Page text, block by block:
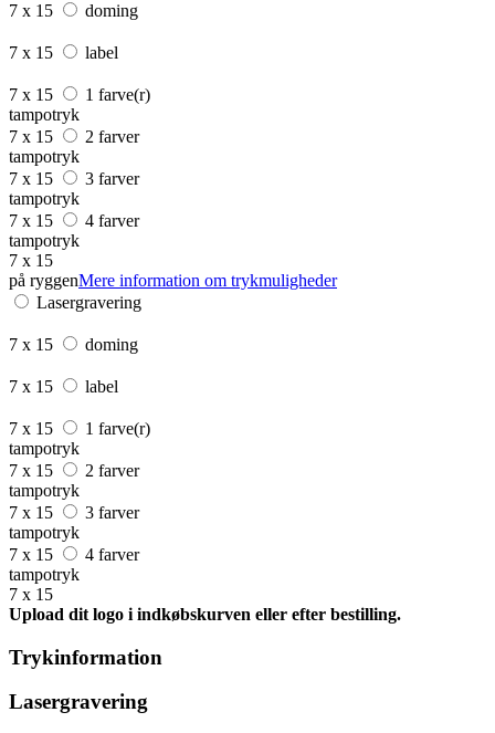
7 x 15 doming
7 x 15 label
7 x 15
1 farve(r)
tampotryk
7 x 15
2 farver
tampotryk
7 x 15
3 farver
tampotryk
7 x 15
4 farver
tampotryk
7 x 15
på ryggenMere information om trykmuligheder
Lasergravering
7 x 15 doming
7 x 15 label
7 x 15
1 farve(r)
tampotryk
7 x 15
2 farver
tampotryk
7 x 15
3 farver
tampotryk
7 x 15
4 farver
tampotryk
7 x 15
Upload dit logo i indkøbskurven eller efter bestilling.
Trykinformation
Lasergravering